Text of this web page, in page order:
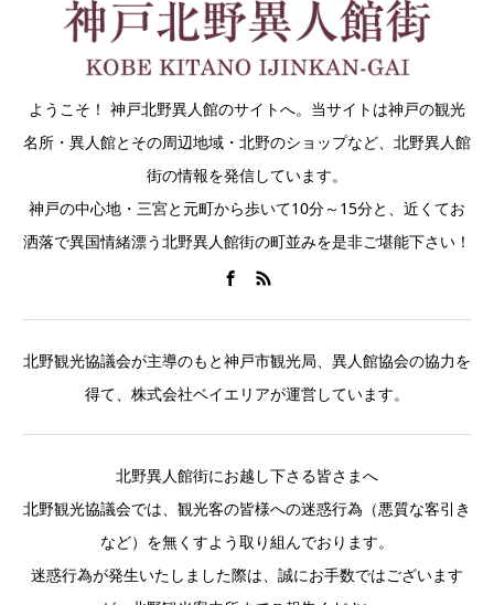
ようこそ！ 神戸北野異人館のサイトへ。当サイトは神戸の観光
名所・異人館とその周辺地域・北野のショップなど、北野異人館
街の情報を発信しています。
神戸の中心地・三宮と元町から歩いて10分～15分と、近くてお
洒落で異国情緒漂う北野異人館街の町並みを是非ご堪能下さい！
北野観光協議会が主導のもと神戸市観光局、異人館協会の協力を
得て、株式会社ベイエリアが運営しています。
北野異人館街にお越し下さる皆さまへ
北野観光協議会では、観光客の皆様への迷惑行為（悪質な客引き
など）を無くすよう取り組んでおります。
迷惑行為が発生いたしました際は、誠にお手数ではございます